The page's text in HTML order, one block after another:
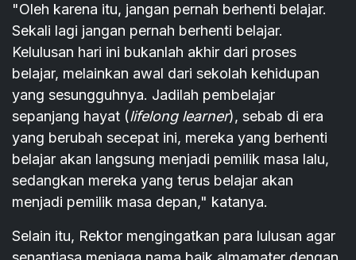
"Oleh karena itu, jangan pernah berhenti belajar.
Sekali lagi jangan pernah berhenti belajar.
Kelulusan hari ini bukanlah akhir dari proses
belajar, melainkan awal dari sekolah kehidupan
yang sesungguhnya. Jadilah pembelajar
sepanjang hayat (lifelong learner), sebab di era
yang berubah secepat ini, mereka yang berhenti
belajar akan langsung menjadi pemilik masa lalu,
sedangkan mereka yang terus belajar akan
menjadi pemilik masa depan," katanya.
Selain itu, Rektor mengingatkan para lulusan agar